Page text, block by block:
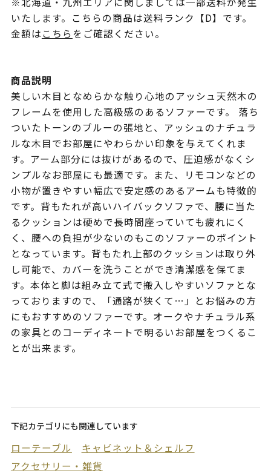
いたします。こちらの商品は送料ランク【D】です。
金額はこちらをご確認ください。
商品説明
美しい木目となめらかな触り心地のアッシュ天然木の
フレームを使用した高級感のあるソファーです。 落ち
ついたトーンのブルーの張地と、アッシュのナチュラ
ルな木目でお部屋にやわらかい印象を与えてくれま
す。アーム部分には抜けがあるので、圧迫感がなくシ
ンプルなお部屋にも最適です。また、リモコンなどの
小物が置きやすい幅広で安定感のあるアームも特徴的
です。背もたれが高いハイバックソファで、腰に当た
るクッションは硬めで長時間座っていても疲れにく
く、腰への負担が少ないのもこのソファーのポイント
となっています。背もたれ上部のクッションは取り外
し可能で、カバーを洗うことができ清潔感を保てま
す。本体と脚は組み立て式で搬入しやすいソファとな
っておりますので、「通路が狭くて…」とお悩みの方
にもおすすめのソファーです。オークやナチュラル系
の家具とのコーディネートで明るいお部屋をつくるこ
とが出来ます。
下記カテゴリにも関連しています
ローテーブル
キャビネット＆シェルフ
アクセサリー・雑貨